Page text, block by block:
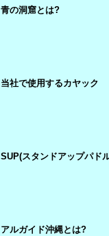
青の洞窟とは?
当社で使用するカヤック
SUP(スタンドアップパド
アルガイド沖縄とは?